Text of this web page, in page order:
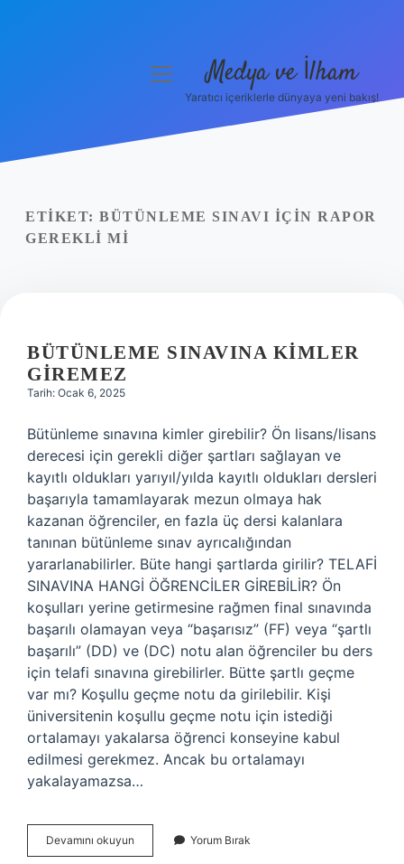
Yasal Uyarı
menüyüMedya ve İlham
Yaratıcı içeriklerle dünyaya yeni bakış!
ETIKET: BÜTÜNLEME SINAVI IÇIN RAPOR
GEREKLI MI
BÜTÜNLEME SINAVINA KIMLER
GIREMEZ
Tarih: Ocak 6, 2025
Bütünleme sınavına kimler girebilir? Ön lisans/lisans
derecesi için gerekli diğer şartları sağlayan ve
kayıtlı oldukları yarıyıl/yılda kayıtlı oldukları dersleri
başarıyla tamamlayarak mezun olmaya hak
kazanan öğrenciler, en fazla üç dersi kalanlara
tanınan bütünleme sınav ayrıcalığından
yararlanabilirler. Büte hangi şartlarda girilir? TELAFİ
SINAVINA HANGİ ÖĞRENCİLER GİREBİLİR? Ön
koşulları yerine getirmesine rağmen final sınavında
başarılı olamayan veya “başarısız” (FF) veya “şartlı
başarılı” (DD) ve (DC) notu alan öğrenciler bu ders
için telafi sınavına girebilirler. Bütte şartlı geçme
var mı? Koşullu geçme notu da girilebilir. Kişi
üniversitenin koşullu geçme notu için istediği
ortalamayı yakalarsa öğrenci konseyine kabul
edilmesi gerekmez. Ancak bu ortalamayı
yakalayamazsa…
Devamını okuyun Bütünleme
Sınavına
Yorum Bırak